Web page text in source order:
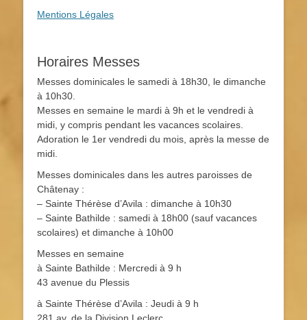
Mentions Légales
Horaires Messes
Messes dominicales le samedi à 18h30, le dimanche
à 10h30.
Messes en semaine le mardi à 9h et le vendredi à
midi, y compris pendant les vacances scolaires.
Adoration le 1er vendredi du mois, après la messe de
midi.
Messes dominicales dans les autres paroisses de
Châtenay :
– Sainte Thérèse d’Avila : dimanche à 10h30
– Sainte Bathilde : samedi à 18h00 (sauf vacances
scolaires) et dimanche à 10h00
Messes en semaine
à Sainte Bathilde : Mercredi à 9 h
43 avenue du Plessis
à Sainte Thérèse d’Avila : Jeudi à 9 h